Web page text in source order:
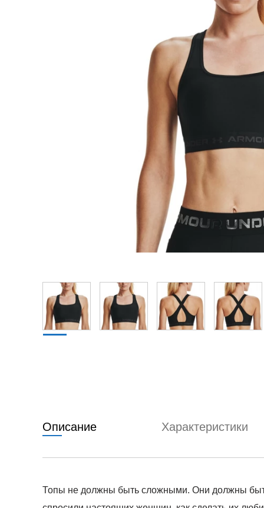
Описание Характеристики
Топы не должны быть сложными. Они должны